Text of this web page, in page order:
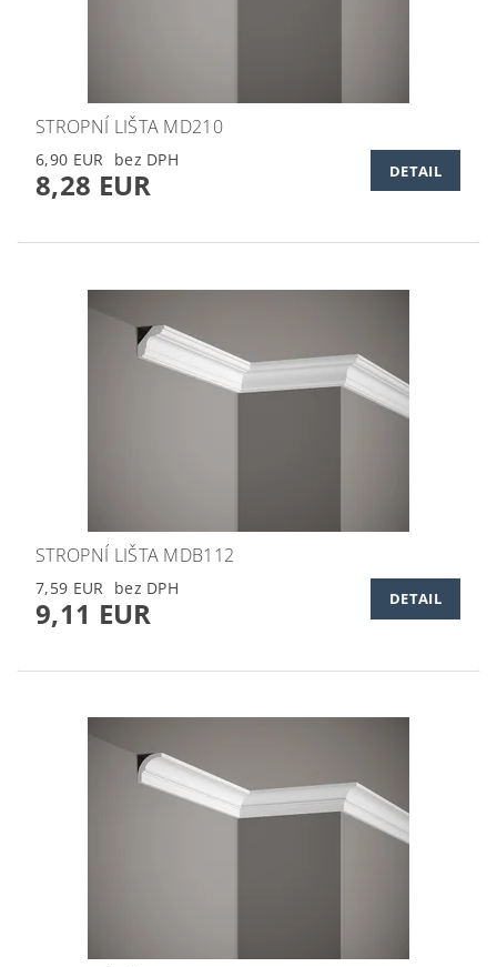
STROPNÍ LIŠTA MD210
6,90 EUR
8,28 EUR DETAIL
STROPNÍ LIŠTA MDB112
7,59 EUR
9,11 EUR DETAIL